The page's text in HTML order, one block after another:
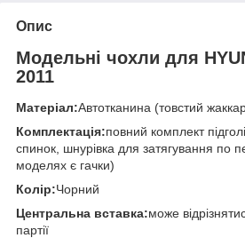
Опис
Модельні чохли для
2011
Матеріал:Автотканина (товстий
Комплектація:повний комплект
спинок, шнурівка для затягування по
моделях є гачки)
Колір:Чорний
Центральна вставка:може
партії